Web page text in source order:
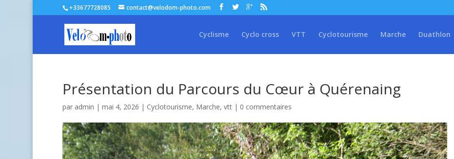
+33677728085 contact@velodom-photo.com
Cyclisme Cyclo cross VTT Cyclotourisme Marche Duathlon
Présentation du Parcours du Cœur à Quérenaing
par admin | mai 4, 2026 | Cyclotourisme, Marche, vtt| 0 commentaires